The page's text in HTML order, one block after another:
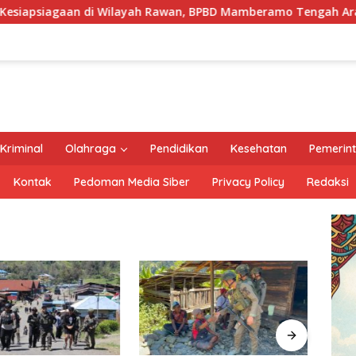
BPBD Mamberamo Tengah Arahkan Pembentukan
Olahraga Pendidikan Kesehatan
Kontak Pedoman Media Siber Privacy Policy Redaksi